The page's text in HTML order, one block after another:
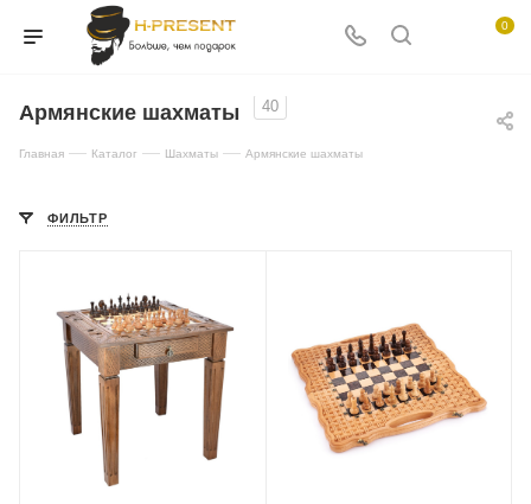
0
Армянские шахматы 40
Главная — Каталог — Шахматы — Армянские шахматы
ФИЛЬТР